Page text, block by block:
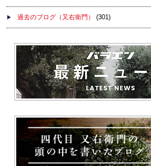
過去のブログ（又右衛門） (301)